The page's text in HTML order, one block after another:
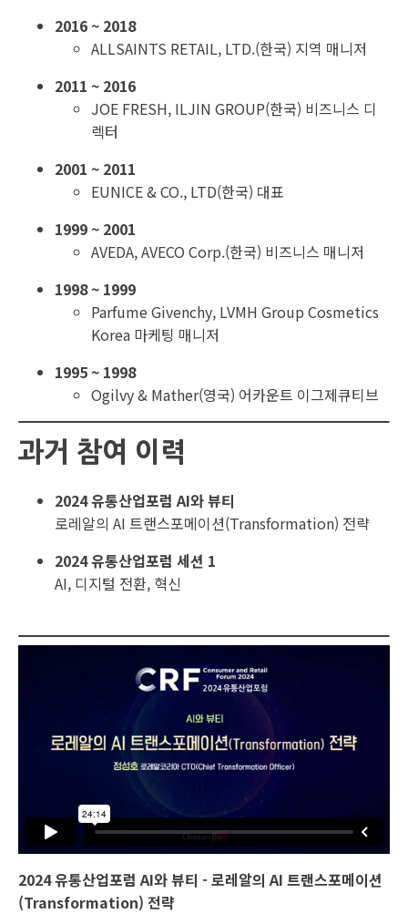
2016 ~ 2018
ALLSAINTS RETAIL, LTD.(한국) 지역 매니저
2011 ~ 2016
JOE FRESH, ILJIN GROUP(한국) 비즈니스 디
렉터
2001 ~ 2011
EUNICE & CO., LTD(한국) 대표
1999 ~ 2001
AVEDA, AVECO Corp.(한국) 비즈니스 매니저
1998 ~ 1999
Parfume Givenchy, LVMH Group Cosmetics
Korea 마케팅 매니저
1995 ~ 1998
Ogilvy & Mather(영국) 어카운트 이그제큐티브
과거 참여 이력
2024 유통산업포럼 AI와 뷰티
로레알의 AI 트랜스포메이션(Transformation) 전략
2024 유통산업포럼 세션 1
AI, 디지털 전환, 혁신
2024 유통산업포럼 AI와 뷰티 - 로레알의 AI 트랜스포메이션
(Transformation) 전략